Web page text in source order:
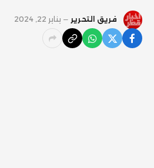
فريق التحرير يناير 22, 2024